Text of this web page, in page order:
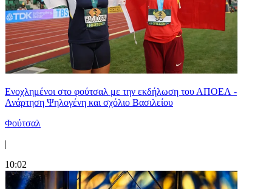
Ενοχλημένοι στο φούτσαλ με την εκδήλωση του ΑΠΟΕΛ -
Ανάρτηση Ψηλογένη και σχόλιο Βασιλείου
Φούτσαλ
|
10:02